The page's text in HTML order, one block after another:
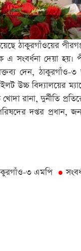
ঠাকুরগাঁওয়ের
দেয়া হয়।
বক্তব্য দেন,
উচ্চ বিদ্যালয়ের
রানা, দুর্নীতি
দপ্তর প্রধান,
৩ এমপি ●